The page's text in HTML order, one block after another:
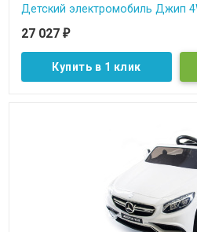
Детский электромобиль Джип
27 027 ₽
Купить в 1 клик